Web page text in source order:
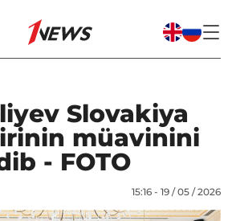
Slovakiya
müavinini
- FOTO
15:16 - 19 / 05 / 2026